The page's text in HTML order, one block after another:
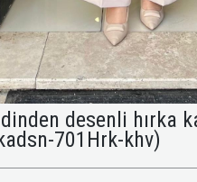
desenli hırka
701Hrk-khv)